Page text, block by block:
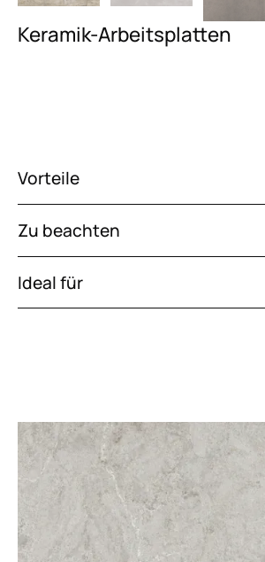
Keramik-Arbeitsplatten
Vorteile
Zu beachten
Ideal für